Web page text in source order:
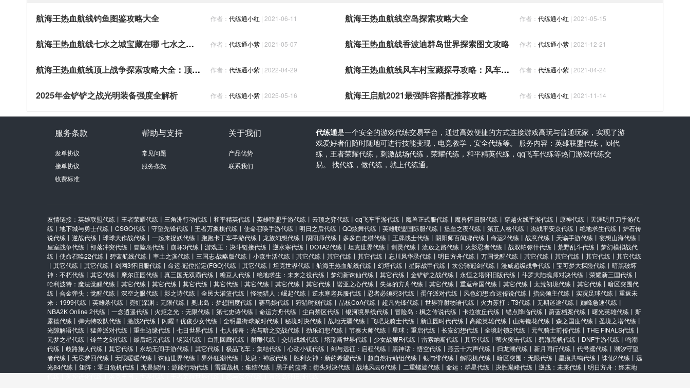
航海王热血航线/安卓/默认服 ￥40.00
上家：小喇叭发单
宗师到传说，加 v
保证金：10.00/10.00 时限：5
上家：新手USR20*****004245
官服 大师五到传说
航海王热血航线/安卓/默认服 ￥ 40.00
保证金： 时限：24
上家：卢本伟秒结算发单
保证金：5.00/5.00 时限：24
上家：卢本伟秒结算发单
苹果ios 官服 宗师5到传说
航海王热血航线/苹果/默认服 ￥20.00
保证金：15.00/5.00 时限： 24
上家：卢本伟秒结算发单
4399渠道服 世界探索20个小岛
航海王热血航线/安卓/默认服 ￥45.00
保证金： 5.00/5.00 时限：24
上家：卢本伟秒结算发单
航海王热血航线钓鱼图鉴攻略大全 作者：代练通小红 | 2021-06-11 航海王热血航线空岛探索攻略大全 作者： 代练通小红 | 2021-05-15
航海王热血航线七水之城宝藏在哪 七水之城100%探索攻略[多图] 作者：代练通小紫 | 2021-05-07 航海王热血航线香波迪群岛世界探索图文攻略 作者： 代练通小紫| 2021-12-21
航海王热血航线顶上战争探索攻略大全：顶上战争上篇全探索任务通关汇总[多图] 作者：代练通小紫 | 2022-04-29 航海王热血航线风车村宝藏探寻攻略：风车村宝藏探索和隐藏剧情大全[多图] 作者： 代练通小紫| 2021-04-24
2025年金铲铲之战光明装备强度全解析 作者：代练通小紫 | 2025-05-16 航海王启航2021最强阵容搭配推荐攻略 作者： 代练通小红 | 2021-11-14
服务条款
发单协议
接单协议
收费标准
帮助与支持
常见问题
服务条款
关于我们
产品优势
联系我们
代练通是一个安全的游戏代练交易平台，通过高效便捷的方式连接游戏高玩与普通玩家，实现了游
戏爱好者们随时随地可进行技能变现，电竞教学，安全代练等。 服务内容：英雄联盟代练，lol代
练，王者荣耀代练，刺激战场代练，荣耀代练，和平精英代练，qq飞车代练等热门游戏代练交
易。 找代练，做代练，就上代练通。
友情链接： 英雄联盟代练 丨 王者荣耀代练 丨 三角洲行动代练 丨 和平精英代练 丨 英雄联盟手游代练 丨 云顶之弈代练 丨 qq飞车手游代练 丨 魔兽正式服代练 丨 魔兽怀旧服代练 丨 穿越火线手游代练 丨 原神代练 丨 天涯明月刀手游代
练 丨 地下城与勇士代练 丨 CSGO代练 丨 守望先锋代练 丨 王者万象棋代练 丨 使命召唤手游代练 丨 明日之后代练 丨 QQ炫舞代练 丨 英雄联盟国际服代练 丨 堡垒之夜代练 丨 第五人格代练 丨 决战平安京代练 丨 绝地求生代练 丨 炉石传
说代练 丨 逆战代练 丨 球球大作战代练 丨 一起来捉妖代练 丨 跑跑卡丁车手游代练 丨 龙族幻想代练 丨 阴阳师代练 丨 多多自走棋代练 丨 王牌战士代练 丨 阴阳师百闻牌代练 丨 命运2代练 丨 战意代练 丨 天谕手游代练 丨 妄想山海代练 丨
皇室战争代练 丨 部落冲突代练 丨 冒险岛代练 丨 崩坏3代练 丨 游戏王：决斗链接代练 丨 逆水寒代练 丨 DOTA2代练 丨 坦克世界代练 丨 剑灵代练 丨 流放之路代练 丨 火影忍者代练 丨 战双帕弥什代练 丨 荒野乱斗代练 丨 梦幻模拟战代
练 丨 使命召唤22代练 丨 碧蓝航线代练 丨 率土之滨代练 丨 三国志·战略版代练 丨 小森生活代练 丨 其它代练 丨 其它代练 丨 其它代练 丨 忘川风华录代练 丨 明日方舟代练 丨 万国觉醒代练 丨 其它代练 丨 其它代练 丨 其它代练 丨 其它代练
丨 其它代练 丨 其它代练 丨 剑网3怀旧服代练 丨 命运-冠位指定(FGO)代练 丨 其它代练 丨 坦克世界代练 丨 航海王热血航线代练 丨 幻塔代练 丨 星际战甲代练 丨 坎公骑冠剑代练 丨 漫威超级战争代练 丨 宝可梦大探险代练 丨 暗黑破坏
神：不朽代练 丨 其它代练 丨 摩尔庄园代练 丨 真三国无双霸代练 丨 糖豆人代练 丨 绝地求生：未来之役代练 丨 梦幻新诛仙代练 丨 其它代练 丨 金铲铲之战代练 丨 永恒之塔怀旧版代练 丨 斗罗大陆魂师对决代练 丨 荣耀新三国代练 丨
哈利波特：魔法觉醒代练 丨 其它代练 丨 其它代练 丨 其它代练 丨 其它代练 丨 其它代练 丨 其它代练 丨 其它代练 丨 诺亚之心代练 丨 失落的方舟代练 丨 其它代练 丨 重返帝国代练 丨 其它代练 丨 太荒初境代练 丨 其它代练 丨 暗区突围代
练 丨 合金弹头：觉醒代练 丨 深空之眼代练 丨 影之诗代练 丨 全民大灌篮代练 丨怪物猎人：崛起代练 丨 逆水寒老兵服代练 丨 忍者必须死3代练 丨 蛋仔派对代练 丨 风色幻想:命运传说代练 丨 指尖领主代练 丨 实况足球代练 丨 重返未
来：1999代练 丨 英雄杀代练 丨 霓虹深渊：无限代练 丨 奥比岛：梦想国度代练 丨 赛马娘代练 丨 狩猎时刻代练 丨 晶核CoA代练 丨 超凡先锋代练 丨 世界弹射物语代练 丨 火力苏打：T3代练 丨 无期迷途代练 丨 巅峰急速代练 丨
NBA2K Online 2代练 丨 一念逍遥代练 丨 火炬之光：无限代练 丨 第七史诗代练 丨 命运方舟代练 丨 尘白禁区代练 丨 银河境界线代练 丨 冒险岛：枫之传说代练 丨 卡拉彼丘代练 丨 锚点降临代练 丨 蔚蓝档案代练 丨 曙光英雄代练 丨 斯
露德代练 丨 弹壳特攻队代练 丨 激战2代练 丨 闪耀！优俊少女代练 丨 全明星街球派对代练 丨 秘境对决代练 丨 战地无疆代练 丨 飞吧龙骑士代练 丨 新庄园时代代练 丨 高能英雄代练 丨 山海镜花代练 丨 森之国度代练 丨 圣境之塔代练 丨
光隙解语代练 丨 猛兽派对代练 丨 重生边缘代练 丨 七日世界代练 丨 七人传奇：光与暗之交战代练 丨 劲乐幻想代练 丨 节奏大师代练 丨 星球：重启代练 丨 长安幻想代练 丨 全境封锁2代练 丨 元气骑士前传代练 丨 THE FINALS代练 丨
元梦之星代练 丨 铃兰之剑代练 丨 最后纪元代练 丨 钢岚代练 丨 白荆回廊代练 丨 射雕代练 丨 交错战线代练 丨 塔瑞斯世界代练 丨 少女战舰R代练 丨 雷索纳斯代练 丨 其它代练 丨 萤火突击代练 丨 碧海黑帆代练 丨 DNF手游代练 丨 鸣潮
代练 丨 歧路旅人代练 丨 其它代练 丨 永劫无间手游代练 丨 其它代练 丨 极品飞车：集结代练 丨 心动小镇代练 丨 剑与远征：启程代练 丨 黑神话：悟空代练 丨 燕云十六声代练 丨 归龙潮代练 丨 新月同行代练 丨 代号鸢代练 丨 潮汐守望
者代练 丨 无尽梦回代练 丨 无限暖暖代练 丨 诛仙世界代练 丨 界外狂潮代练 丨 龙息：神寂代练 丨 胜利女神：新的希望代练 丨 超自然行动组代练 丨 银与绯代练 丨 解限机代练 丨 暗区突围：无限代练 丨 星痕共鸣代练 丨 诛仙2代练 丨 远
光84代练 丨 矩阵：零日危机代练 丨 无畏契约：源能行动代练 丨 雷霆战机：集结代练 丨 黑子的篮球：街头对决代练 丨 战地风云6代练 丨 二重螺旋代练 丨 命运：群星代练 丨 决胜巅峰代练 丨 逆战：未来代练 丨 明日方舟：终末地
代练丨失控进化代练丨洛克王国：世界代练丨王者荣耀世界代练丨恋与深空代练丨冒险岛怀旧服代练